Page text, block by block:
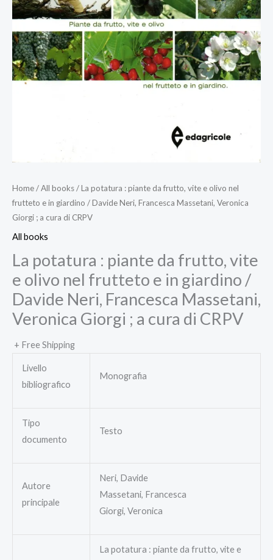
Home/All books/ La potatura : piante da frutto, vite e olivo nel
frutteto e in giardino / Davide Neri, Francesca Massetani, Veronica
Giorgi ; a cura di CRPV
All books
La potatura : piante da frutto, vite
e olivo nel frutteto e in giardino /
Davide Neri, Francesca Massetani,
Veronica Giorgi ; a cura di CRPV
+ Free Shipping
Livello
bibliografico
Monografia
Tipo
documento
Testo
Autore
principale
Neri, Davide
Massetani, Francesca
Giorgi, Veronica
La potatura : piante da frutto, vite e